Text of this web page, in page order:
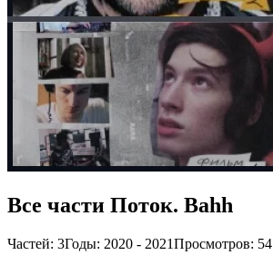
Все части Поток. Bahh
Частей: 3Годы: 2020 - 2021Просмотров: 54